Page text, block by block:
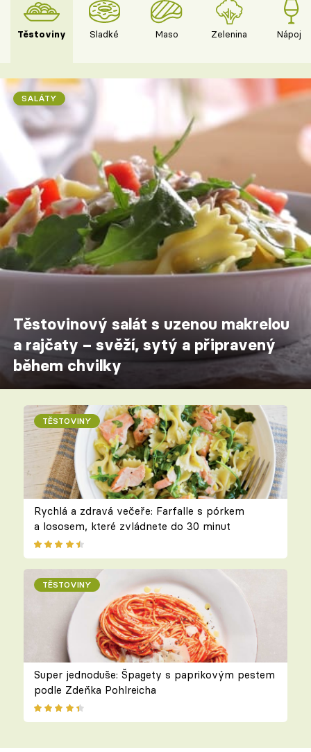
Těstoviny Sladké Maso Zelenina Nápoje
SALÁTY
Těstovinový salát s uzenou makrelou
a rajčaty – svěží, sytý a připravený
během chvilky
TĚSTOVINY
Rychlá a zdravá večeře: Farfalle s pórkem
a lososem, které zvládnete do 30 minut
TĚSTOVINY
Super jednoduše: Špagety s paprikovým pestem
podle Zdeňka Pohlreicha